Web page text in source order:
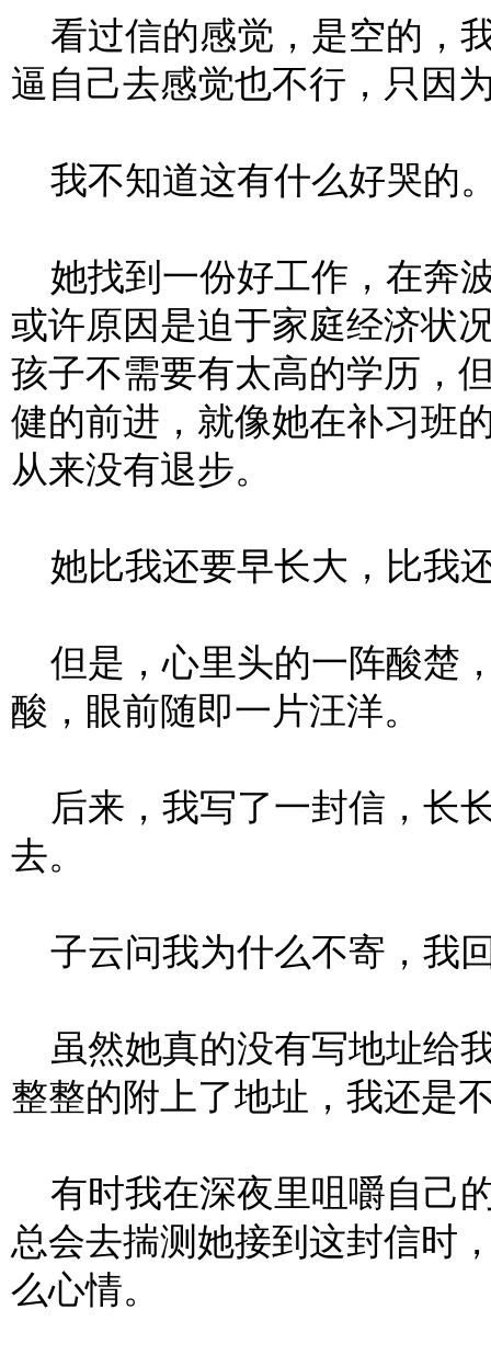
看过信的感觉，是空的，
逼自己去感觉也不行，只因
我不知道这有什么好哭的
她找到一份好工作，在奔
或许原因是迫于家庭经济状
孩子不需要有太高的学历，
健的前进，就像她在补习班
从来没有退步。
她比我还要早长大，比我
但是，心里头的一阵酸楚
酸，眼前随即一片汪洋。
后来，我写了一封信，长
去。
子云问我为什么不寄，我
虽然她真的没有写地址给
整整的附上了地址，我还是
有时我在深夜里咀嚼自己
总会去揣测她接到这封信时
么心情。